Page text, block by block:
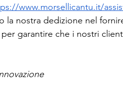
www.morsellicantu.it/
la nostra dedizione nel
per garantire che i nostri